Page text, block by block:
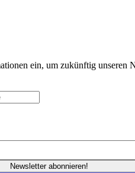
ein, um zukünftig
Newsletter abonnieren!